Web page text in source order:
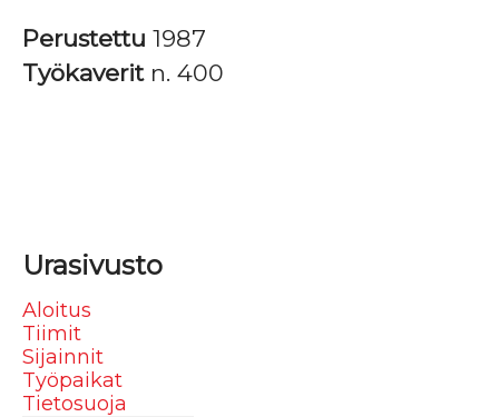
Perustettu 1987
Työkaverit n. 400
Urasivusto
Aloitus
Tiimit
Sijainnit
Työpaikat
Tietosuoja